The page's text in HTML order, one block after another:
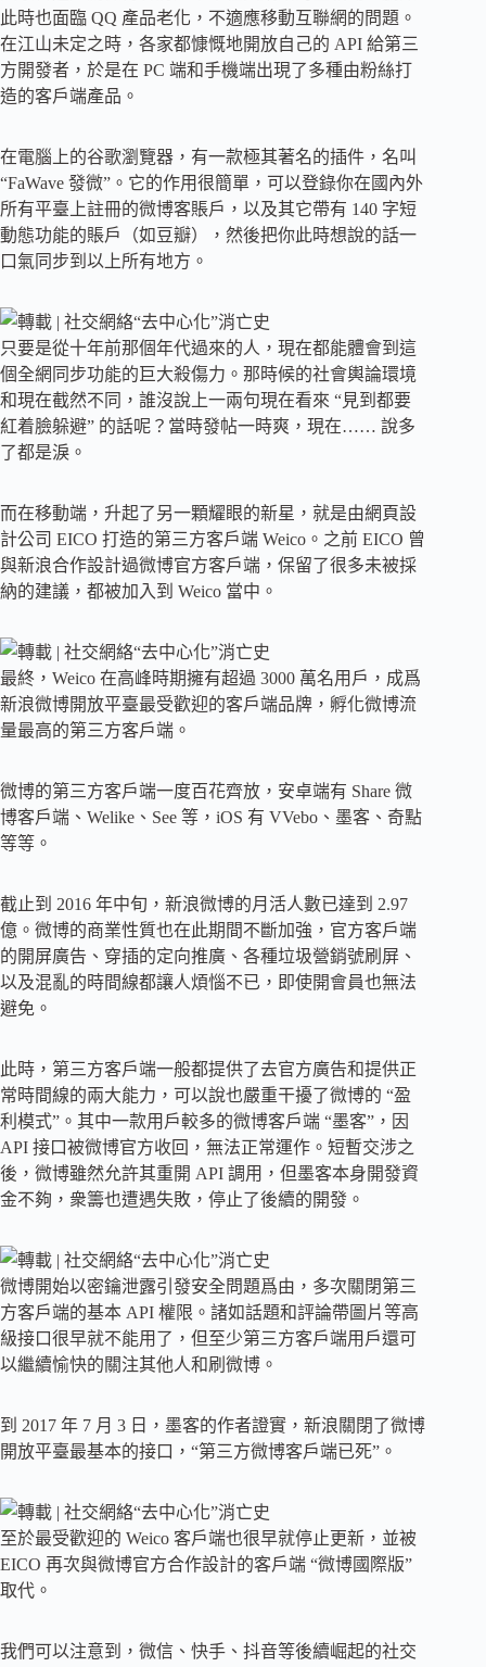
此時也面臨 QQ 產品老化，不適應移動互聯網的問題。
在江山未定之時，各家都慷慨地開放自己的 API 給第三
方開發者，於是在 PC 端和手機端出現了多種由粉絲打
造的客戶端產品。
在電腦上的谷歌瀏覽器，有一款極其著名的插件，名叫
“FaWave 發微”。它的作用很簡單，可以登錄你在國內外
所有平臺上註冊的微博客賬戶，以及其它帶有 140 字短
動態功能的賬戶（如豆瓣），然後把你此時想說的話一
口氣同步到以上所有地方。
只要是從十年前那個年代過來的人，現在都能體會到這
個全網同步功能的巨大殺傷力。那時候的社會輿論環境
和現在截然不同，誰沒說上一兩句現在看來 “見到都要
紅着臉躲避” 的話呢？當時發帖一時爽，現在…… 說多
了都是淚。
而在移動端，升起了另一顆耀眼的新星，就是由網頁設
計公司 EICO 打造的第三方客戶端 Weico。之前 EICO 曾
與新浪合作設計過微博官方客戶端，保留了很多未被採
納的建議，都被加入到 Weico 當中。
最終，Weico 在高峰時期擁有超過 3000 萬名用戶，成爲
新浪微博開放平臺最受歡迎的客戶端品牌，孵化微博流
量最高的第三方客戶端。
微博的第三方客戶端一度百花齊放，安卓端有 Share 微
博客戶端、Welike、See 等，iOS 有 VVebo、墨客、奇點
等等。
截止到 2016 年中旬，新浪微博的月活人數已達到 2.97
億。微博的商業性質也在此期間不斷加強，官方客戶端
的開屏廣告、穿插的定向推廣、各種垃圾營銷號刷屏、
以及混亂的時間線都讓人煩惱不已，即使開會員也無法
避免。
此時，第三方客戶端一般都提供了去官方廣告和提供正
常時間線的兩大能力，可以說也嚴重干擾了微博的 “盈
利模式”。其中一款用戶較多的微博客戶端 “墨客”，因
API 接口被微博官方收回，無法正常運作。短暫交涉之
後，微博雖然允許其重開 API 調用，但墨客本身開發資
金不夠，衆籌也遭遇失敗，停止了後續的開發。
微博開始以密鑰泄露引發安全問題爲由，多次關閉第三
方客戶端的基本 API 權限。諸如話題和評論帶圖片等高
級接口很早就不能用了，但至少第三方客戶端用戶還可
以繼續愉快的關注其他人和刷微博。
到 2017 年 7 月 3 日，墨客的作者證實，新浪關閉了微博
開放平臺最基本的接口，“第三方微博客戶端已死”。
至於最受歡迎的 Weico 客戶端也很早就停止更新，並被
EICO 再次與微博官方合作設計的客戶端 “微博國際版”
取代。
我們可以注意到，微信、快手、抖音等後續崛起的社交